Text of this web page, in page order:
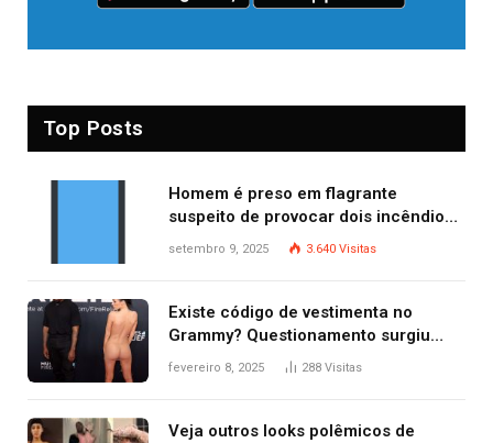
Top Posts
Homem é preso em flagrante
suspeito de provocar dois incêndios
criminosos no mesmo dia
setembro 9, 2025 3.640 Visitas
Existe código de vestimenta no
Grammy? Questionamento surgiu
após Bianca Censori, mulher de
fevereiro 8, 2025 288 Visitas
Veja outros looks polêmicos de